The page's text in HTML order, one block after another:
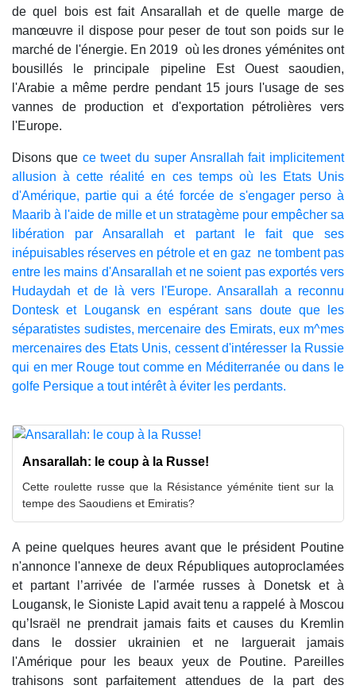
de quel bois est fait Ansarallah et de quelle marge de
manœuvre il dispose pour peser de tout son poids sur le
marché de l'énergie. En 2019 où les drones yéménites ont
bousillés le principale pipeline Est Ouest saoudien,
l'Arabie a même perdre pendant 15 jours l'usage de ses
vannes de production et d'exportation pétrolières vers
l'Europe.
Disons que ce tweet du super Ansrallah fait implicitement
allusion à cette réalité en ces temps où les Etats Unis
d'Amérique, partie qui a été forcée de s'engager perso à
Maarib à l'aide de mille et un stratagème pour empêcher sa
libération par Ansarallah et partant le fait que ses
inépuisables réserves en pétrole et en gaz ne tombent pas
entre les mains d'Ansarallah et ne soient pas exportés vers
Hudaydah et de là vers l'Europe. Ansarallah a reconnu
Dontesk et Lougansk en espérant sans doute que les
séparatistes sudistes, mercenaire des Emirats, eux m^mes
mercenaires des Etats Unis, cessent d'intéresser la Russie
qui en mer Rouge tout comme en Méditerranée ou dans le
golfe Persique a tout intérêt à éviter les perdants.
Ansarallah: le coup à la Russe!
Cette roulette russe que la Résistance yéménite tient sur la
tempe des Saoudiens et Emiratis?
A peine quelques heures avant que le président Poutine
n'annonce l'annexe de deux Républiques autoproclamées
et partant l’arrivée de l'armée russes à Donetsk et à
Lougansk, le Sioniste Lapid avait tenu a rappelé à Moscou
qu’Israël ne prendrait jamais faits et causes du Kremlin
dans le dossier ukrainien et ne larguerait jamais
l'Amérique pour les beaux yeux de Poutine. Pareilles
trahisons sont parfaitement attendues de la part des